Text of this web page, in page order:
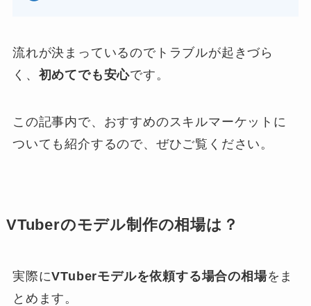
流れが決まっているのでトラブルが起きづら
く、 初めてでも安心です。
この記事内で、おすすめのスキルマーケットに
ついても紹介するので、ぜひご覧ください。
VTuberのモデル制作の相場は？
実際にVTuberモデルを依頼する場合の相場をま
とめます。